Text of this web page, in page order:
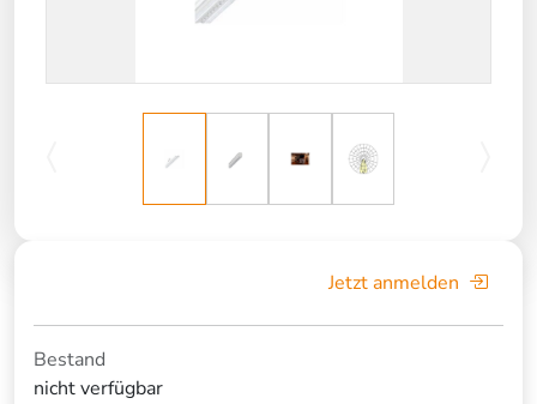
Jetzt anmelden
Bestand
nicht verfügbar